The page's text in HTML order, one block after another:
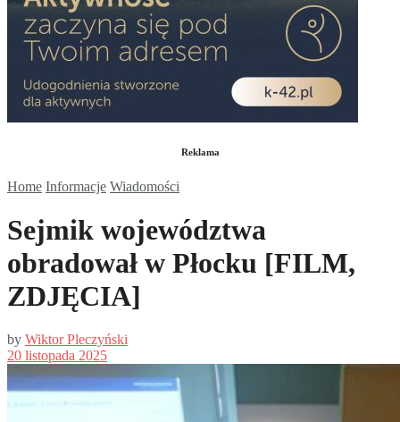
Reklama
Home Informacje Wiadomości
Sejmik województwa
obradował w Płocku [FILM,
ZDJĘCIA]
by Wiktor Pleczyński
20 listopada 2025